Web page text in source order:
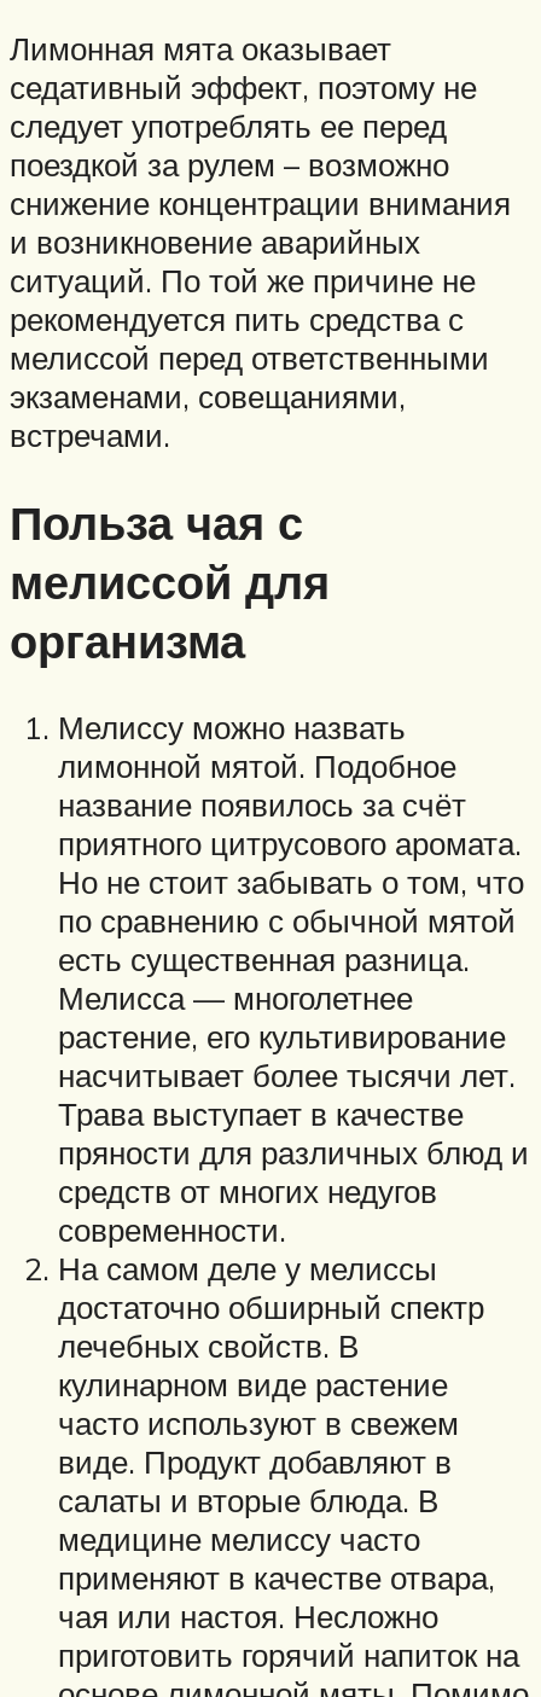
Лимонная мята оказывает
седативный эффект, поэтому не
следует употреблять ее перед
поездкой за рулем – возможно
снижение концентрации внимания
и возникновение аварийных
ситуаций. По той же причине не
рекомендуется пить средства с
мелиссой перед ответственными
экзаменами, совещаниями,
встречами.
Польза чая с
мелиссой для
организма
Мелиссу можно назвать
лимонной мятой. Подобное
название появилось за счёт
приятного цитрусового аромата.
Но не стоит забывать о том, что
по сравнению с обычной мятой
есть существенная разница.
Мелисса — многолетнее
растение, его культивирование
насчитывает более тысячи лет.
Трава выступает в качестве
пряности для различных блюд и
средств от многих недугов
современности.
На самом деле у мелиссы
достаточно обширный спектр
лечебных свойств. В
кулинарном виде растение
часто используют в свежем
виде. Продукт добавляют в
салаты и вторые блюда. В
медицине мелиссу часто
применяют в качестве отвара,
чая или настоя. Несложно
приготовить горячий напиток на